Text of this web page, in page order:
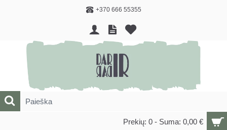
+370 666 55355
Prekių: 0 - Suma: 0,00 €